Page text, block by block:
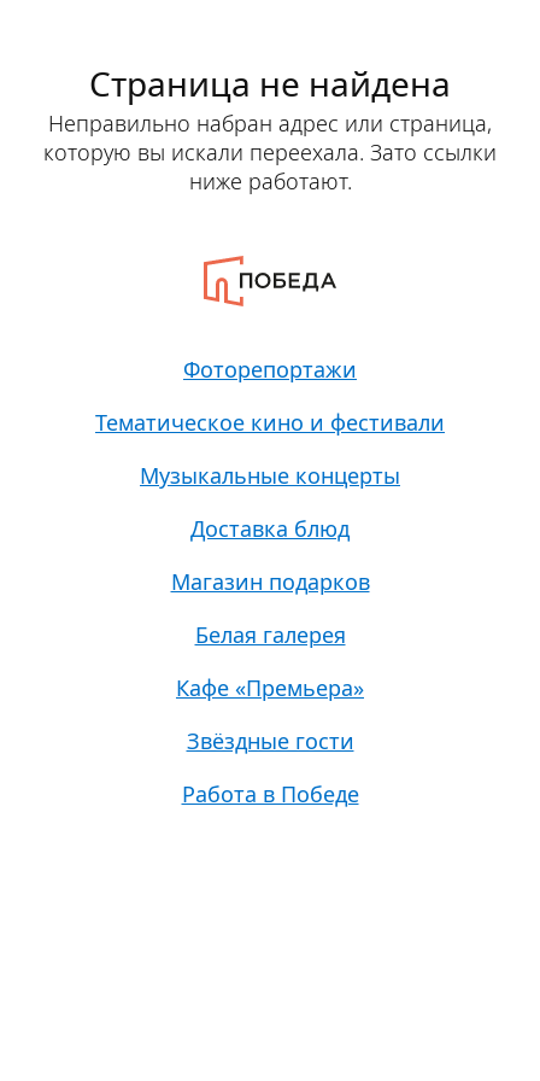
Страница не найдена
Неправильно набран адрес или страница,
которую вы искали переехала. Зато ссылки
ниже работают.
Фоторепортажи
Тематическое кино и фестивали
Музыкальные концерты
Доставка блюд
Магазин подарков
Белая галерея
Кафе «Премьера»
Звёздные гости
Работа в Победе